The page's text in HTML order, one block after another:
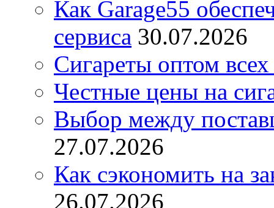
Как Garage55
сервиса 30.07.2026
Сигареты оптом
Честные цены на
Выбор между
27.07.2026
Как сэкономить на
26.07.2026